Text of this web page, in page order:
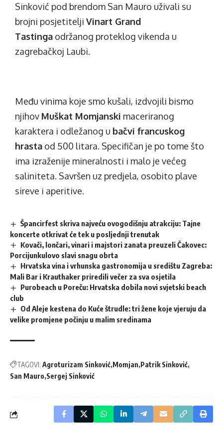
Sinković pod brendom San Mauro uživali su
brojni posjetitelji Vinart Grand
Tastinga održanog proteklog vikenda u
zagrebačkoj Laubi.
Među vinima koje smo kušali, izdvojili bismo
njihov Muškat Momjanski maceriranog
karaktera i odležanog u bačvi francuskog
hrasta od 500 litara. Specifičan je po tome što
ima izraženije mineralnosti i malo je većeg
saliniteta. Savršen uz predjela, osobito plave
sireve i aperitive.
Špancirfest skriva najveću ovogodišnju atrakciju: Tajne
koncerte otkrivat će tek u posljednji trenutak
Kovači, lončari, vinari i majstori zanata preuzeli Čakovec:
Porcijunkulovo slavi snagu obrta
Hrvatska vina i vrhunska gastronomija u središtu Zagreba:
Mali Bar i Krauthaker priredili večer za sva osjetila
Purobeach u Poreču: Hrvatska dobila novi svjetski beach
club
Od Aleje kestena do Kuće štrudle: tri žene koje vjeruju da
velike promjene počinju u malim sredinama
TAGOVI: Agroturizam Sinković Momjan Patrik Sinković
San Mauro Sergej Sinković